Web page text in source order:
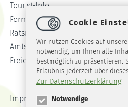
Tourist-Info
Formulare
Ratsinformationssystem
Amtsblatt
Freie Stellen
Impressum Datenschutz
Cookie
Wir nutzen Cookies auf
notwendig, um Ihnen alle
bestmöglich zu präsentieren.
Erlaubnis jederzeit über
Zur Datenschutzerklärung
Notwendige